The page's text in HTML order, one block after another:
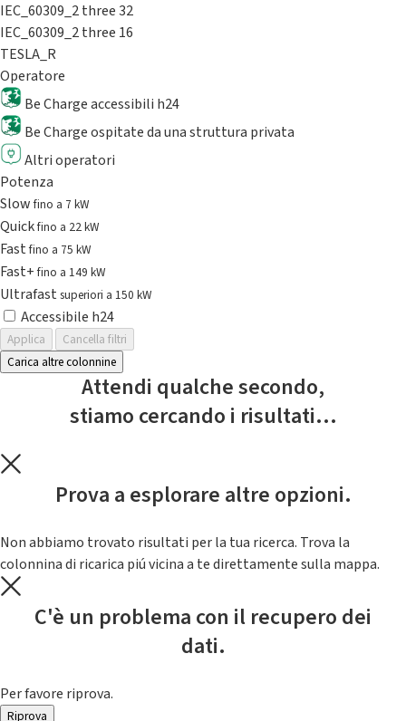
IEC_60309_2 three 32
IEC_60309_2 three 16
TESLA_R
Operatore
Be Charge accessibili h24
Be Charge ospitate da una struttura privata
Altri operatori
Potenza
Slowfino a 7 kW
Quickfino a 22 kW
Fastfino a 75 kW
Fast+fino a 149 kW
Ultrafast superiori a 150 kW
Accessibile h24
Applica
Cancella filtri
Carica altre colonnine
Attendi qualche secondo,
stiamo cercando i risultati...
Prova a esplorare altre opzioni.
Non abbiamo trovato risultati per la tua ricerca. Trova la
colonnina di ricarica piú vicina a te direttamente sulla mappa.
C'è un problema con il recupero dei
dati.
Per favore riprova.
Riprova